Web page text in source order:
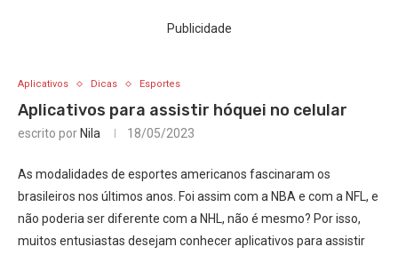
Publicidade
Aplicativos Dicas Esportes
Aplicativos para assistir hóquei no celular
escrito por Nila 18/05/2023
As modalidades de esportes americanos fascinaram os
brasileiros nos últimos anos. Foi assim com a NBA e com a NFL, e
não poderia ser diferente com a NHL, não é mesmo? Por isso,
muitos entusiastas desejam conhecer aplicativos para assistir